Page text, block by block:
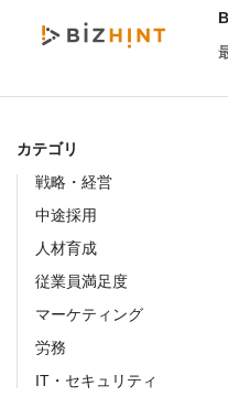
カテゴリ
戦略・経営
中途採用
人材育成
従業員満足度
マーケティング
労務
IT・セキュリティ